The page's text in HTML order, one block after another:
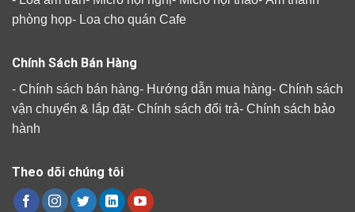
phòng họp- Loa cho quán Cafe
Chính Sách Bán Hàng
- Chính sách bán hàng- Hướng dẫn mua hàng- Chính sách
vận chuyển & lắp đặt- Chính sách đổi trả- Chính sách bảo
hành
Theo dõi chúng tôi